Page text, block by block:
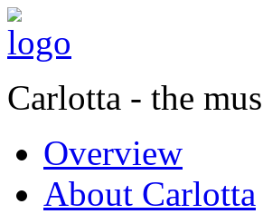
Carlotta - the
Overview
About Carlotta